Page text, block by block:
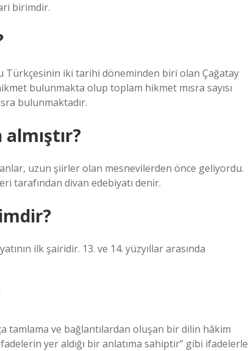
birimdir.
Türkçesinin iki tarihi döneminden biri olan Çağatay
bulunmakta olup toplam hikmet mısra sayısı
bulunmaktadır.
uzun şiirler olan mesnevilerden önce geliyordu.
tarafından divan edebiyatı denir.
ilk şairidir. 13. ve 14. yüzyıllar arasında
tamlama ve bağlantılardan oluşan bir dilin hâkim
yer aldığı bir anlatıma sahiptir” gibi ifadelerle